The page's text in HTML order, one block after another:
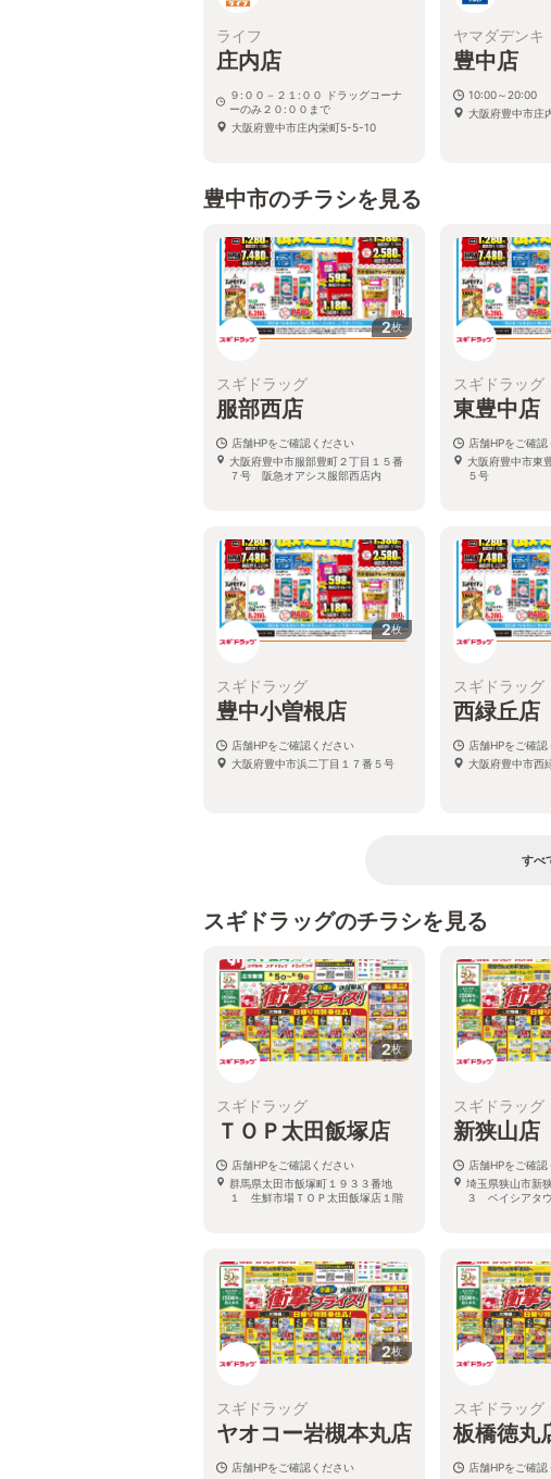
ライフ
庄内店
９:００－２１:００ ドラッグコーナ
ーのみ２０:００まで
大阪府豊中市庄内栄町5-5-10
ヤマダデンキ
豊中店
10:00～20:00
大阪府豊中市庄
豊中市のチラシを見る
2枚
スギドラッグ
服部西店
店舗HPをご確認ください
大阪府豊中市服部豊町２丁目１５番
７号 阪急オアシス服部西店内
スギドラッグ
東豊中店
店舗HPをご確
大阪府豊中市東
５号
2枚
スギドラッグ
豊中小曽根店
店舗HPをご確認ください
大阪府豊中市浜二丁目１７番５号
スギドラッグ
西緑丘店
店舗HPをご確
大阪府豊中市西
すべ
スギドラッグのチラシを見る
2枚
スギドラッグ
ＴＯＰ太田飯塚店
店舗HPをご確認ください
群馬県太田市飯塚町１９３３番地
１ 生鮮市場ＴＯＰ太田飯塚店１階
スギドラッグ
新狭山店
店舗HPをご確
埼玉県狭山市新
３ ベイシアタ
2枚
スギドラッグ
ヤオコー岩槻本丸店
店舗HPをご確認ください
スギドラッグ
板橋徳丸
店舗HPをご確